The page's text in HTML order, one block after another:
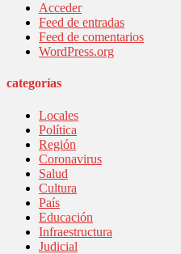
Acceder
Feed de entradas
Feed de comentarios
WordPress.org
categorías
Locales
Política
Región
Coronavirus
Salud
Cultura
País
Educación
Infraestructura
Judicial